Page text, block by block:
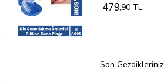
479,90 TL
Son Gezdikleriniz